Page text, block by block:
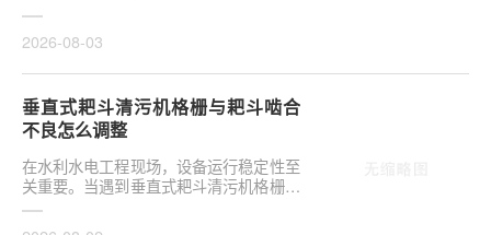
注的核心议题。当水流通过格栅的速度超
2026-08-03
垂直式耙斗清污机格栅与耙斗啮合
不良怎么调整
在水利水电工程现场，设备运行稳定性至
关重要。当遇到垂直式耙斗清污机格栅与
耙斗啮合不良怎么调整这类问题时，往往